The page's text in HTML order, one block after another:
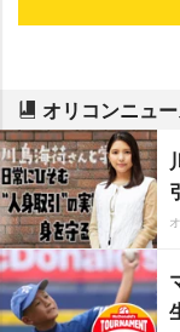
オリコンニュ